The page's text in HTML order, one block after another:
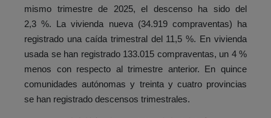
mismo trimestre de 2025, el descenso ha sido del
2,3 %. La vivienda nueva (34.919 compraventas) ha
registrado una caída trimestral del 11,5 %. En vivienda
usada se han registrado 133.015 compraventas, un 4 %
menos con respecto al trimestre anterior. En quince
comunidades autónomas y treinta y cuatro provincias
se han registrado descensos trimestrales.